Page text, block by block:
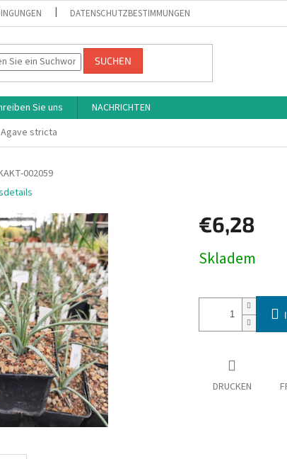
DATENSCHUTZBESTIMMUNGEN
SUCHEN
Sie uns
NACHRICHTEN
Agave stricta
002059
€6,28
Skladem
DRUCKEN